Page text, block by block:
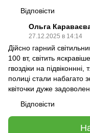
Відповісти
Ольга
27.12.2025 в 14:14
Дійсно гарний
100 вт, світить
гвоздіки на
полиці стали набагато
квіточки дуже
Відповісти